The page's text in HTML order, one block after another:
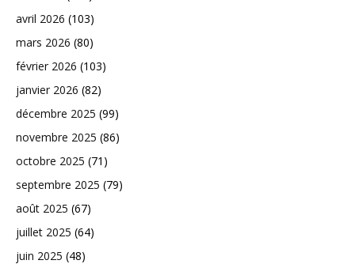
avril 2026 (103)
mars 2026 (80)
février 2026 (103)
janvier 2026 (82)
décembre 2025 (99)
novembre 2025 (86)
octobre 2025 (71)
septembre 2025 (79)
août 2025 (67)
juillet 2025 (64)
juin 2025 (48)